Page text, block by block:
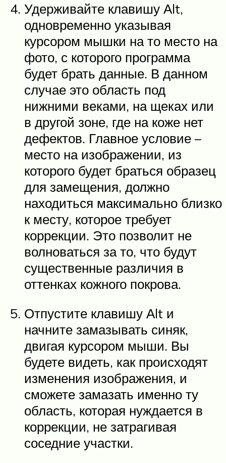
Удерживайте клавишу Аlt,
одновременно указывая
курсором мышки на то место на
фото, с которого программа
будет брать данные. В данном
случае это область под
нижними веками, на щеках или
в другой зоне, где на коже нет
дефектов. Главное условие –
место на изображении, из
которого будет браться образец
для замещения, должно
находиться максимально близко
к месту, которое требует
коррекции. Это позволит не
волноваться за то, что будут
существенные различия в
оттенках кожного покрова.
Отпустите клавишу Аlt и
начните замазывать синяк,
двигая курсором мыши. Вы
будете видеть, как происходят
изменения изображения, и
сможете замазать именно ту
область, которая нуждается в
коррекции, не затрагивая
соседние участки.